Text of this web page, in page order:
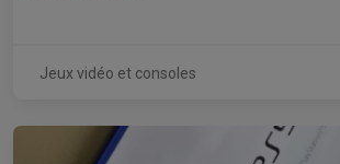
Jeux vidéo et consoles